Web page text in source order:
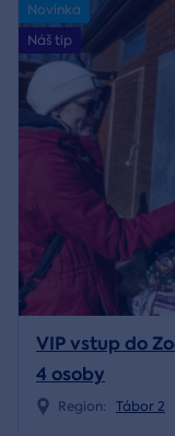
Novinka
Náš tip
VIP vstup do
4 osoby
Region: Tábor 2